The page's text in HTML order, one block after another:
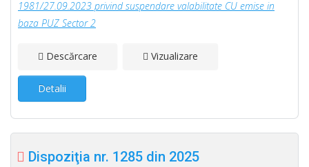
1981/27.09.2023 privind suspendare valabilitate CU emise in
baza PUZ Sector 2
Descărcare Vizualizare
Detalii
Dispoziţia nr. 1285 din 2025